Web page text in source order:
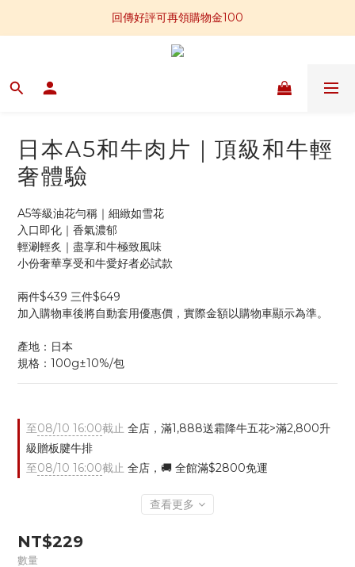
📣全館滿$2,800免運贈板腱牛排一包
回傳好評可再領購物金100
📢加入官方LINE 獲得免運卷250元
日本A5和牛肉片｜頂級和牛輕
奢體驗
A5等級油花勻稱｜細緻如雪花
入口即化｜香氣濃郁
輕涮輕炙｜盡享和牛極致風味
小份奢華享受和牛愛好者必試款
兩件$439 三件$649
加入購物車後將自動套用優惠價，實際金額以購物車顯示為準。
產地：日本
規格：100g±10%/包
至08/10 16:00截止 全店，滿1,888送霜降牛五花>滿2,800升
級贈板腱牛排
至08/10 16:00截止 全店，🚚 全館滿$2800免運
查看更多
NT$229
數量